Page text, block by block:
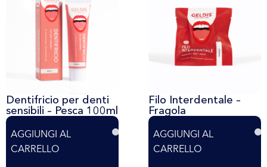
Dentifricio per denti
sensibili – Pesca 100ml
AGGIUNGI AL
CARRELLO
Filo Interdentale –
Fragola
AGGIUNGI AL
CARRELLO